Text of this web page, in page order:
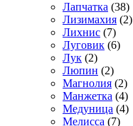
Лапчатка (38)
Лизимахия (2)
Лихнис (7)
Луговик (6)
Лук (2)
Люпин (2)
Магнолия (2)
Манжетка (4)
Медуница (4)
Мелисса (7)